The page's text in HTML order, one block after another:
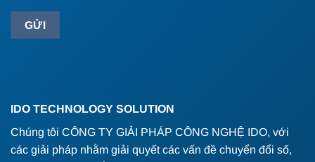
IDO TECHNOLOGY SOLUTION
Chúng tôi CÔNG TY GIẢI PHÁP CÔNG NGHỆ IDO, với
các giải pháp nhằm giải quyết các vấn đề chuyển đổi số,